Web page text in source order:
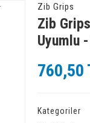
Zib Grips
Zib
Uyumlu
760,50
Kategoriler